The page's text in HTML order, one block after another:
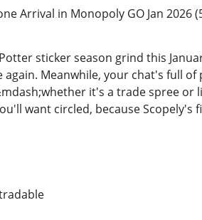
Arrival in Monopoly GO Jan 2026
sticker season grind this
Meanwhile, your chat's full
it's a trade spree or
want circled, because